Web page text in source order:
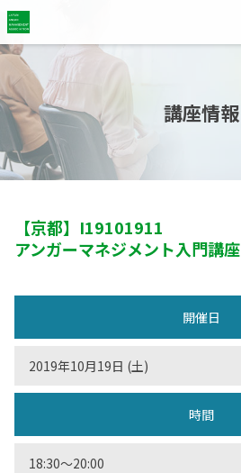
講座情報
【京都】 I19101911
アンガーマネジメント入門講座
開催日
2019年10月19日 (土)
時間
18:30〜20:00